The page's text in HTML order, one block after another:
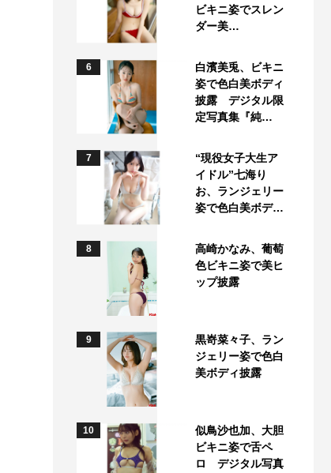
ビキニ姿でスレン
ダー美…
6
白濱美兎、ビキニ
姿で色白美ボディ
披露 デジタル限
定写真集『純…
7
“現役女子大生ア
イドル”七海り
お、ランジェリー
姿で色白美ボデ…
8
高崎かなみ、葡萄
色ビキニ姿で美ヒ
ップ披露
9
黒嵜菜々子、ラン
ジェリー姿で色白
美ボディ披露
10
似鳥沙也加、大胆
ビキニ姿で舌ペ
ロ デジタル写真